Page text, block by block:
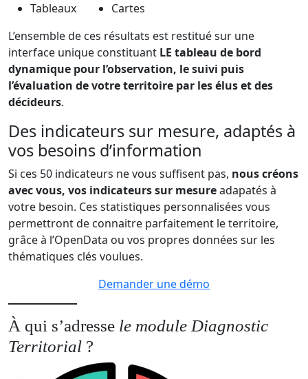
Tableaux
Cartes
L’ensemble de ces résultats est restitué sur une
interface unique constituant LE tableau de bord
dynamique pour l’observation, le suivi puis
l’évaluation de votre territoire par les élus et des
décideurs.
Des indicateurs sur mesure, adaptés à
vos besoins d’information
Si ces 50 indicateurs ne vous suffisent pas, nous créons
avec vous, vos indicateurs sur mesureadapatés à
votre besoin. Ces statistiques personnalisées vous
permettront de connaitre parfaitement le territoire,
grâce à l’OpenData ou vos propres données sur les
thématiques clés voulues.
Demander une démo
À qui s’adresse le module Diagnostic
Territorial ?